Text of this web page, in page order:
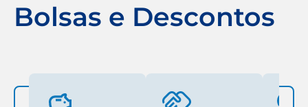
Bolsas e Descontos